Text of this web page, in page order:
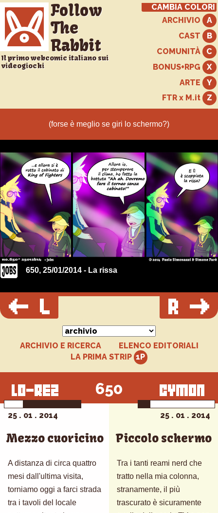
Follow
The
Rabbit
Il primo webcomic italiano sui
videogiochi
CAMBIA COLORI
ARCHIVIO
CAST
COMUNITÀ
BONUS+RPG
ARTE
FTR x M.it
650, 25/01/2014 - La rissa
ARCHIVIO E RICERCA
ELENCO EDITORIALI
LA PRIMA STRIP
650
25 . 01 . 2014
Mezzo cuoricino
A distanza di circa quattro
mesi dall'ultima visita,
torniamo oggi a farci strada
tra i tavoli del locale
25 . 01 . 2014
Piccolo schermo
Tra i tanti reami nerd che
tratto nella mia colonna,
stranamente, il più
trascurato è sicuramente